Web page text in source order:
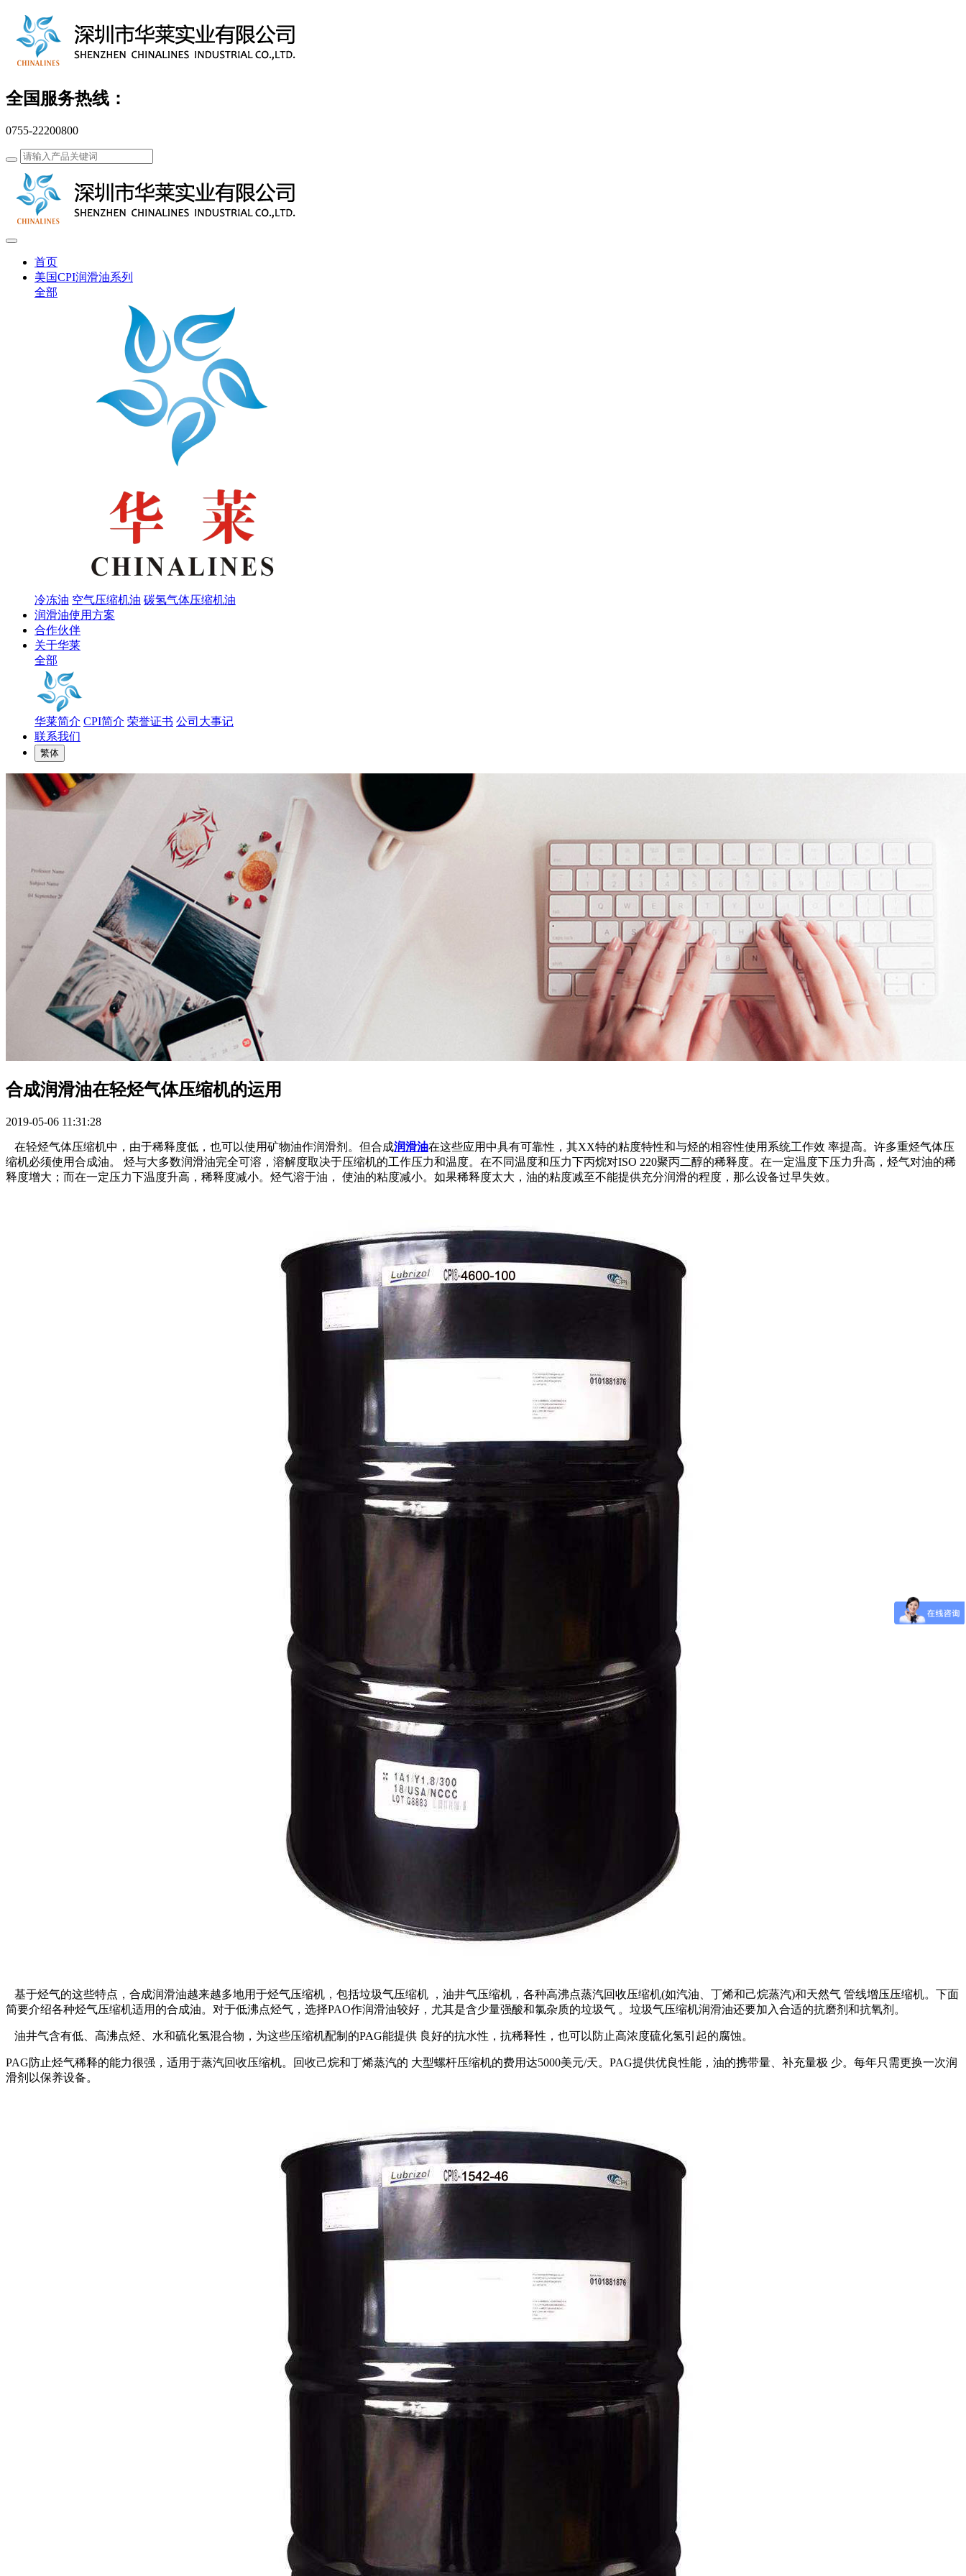
全国服务热线：
0755-22200800
首页
美国CPI润滑油系列
全部
冷冻油 空气压缩机油 碳氢气体压缩机油
润滑油使用方案
合作伙伴
关于华莱
全部
华莱简介 CPI简介 荣誉证书 公司大事记
联系我们
繁体
合成润滑油在轻烃气体压缩机的运用
2019-05-06 11:31:28
在轻烃气体压缩机中，由于稀释度低，也可以使用矿物油作润滑剂。但合成润滑油在这些应用中具有可靠性，其XX特的粘度特性和与烃的相容性使用系统工作效 率提高。许多重烃气体压
缩机必须使用合成油。 烃与大多数润滑油完全可溶，溶解度取决于压缩机的工作压力和温度。在不同温度和压力下丙烷对ISO 220聚丙二醇的稀释度。在一定温度下压力升高，烃气对油的稀
释度增大；而在一定压力下温度升高，稀释度减小。烃气溶于油， 使油的粘度减小。如果稀释度太大，油的粘度减至不能提供充分润滑的程度，那么设备过早失效。
基于烃气的这些特点，合成润滑油越来越多地用于烃气压缩机，包括垃圾气压缩机 ，油井气压缩机，各种高沸点蒸汽回收压缩机(如汽油、丁烯和己烷蒸汽)和天然气 管线增压压缩机。下面
简要介绍各种烃气压缩机适用的合成油。对于低沸点烃气，选择PAO作润滑油较好，尤其是含少量强酸和氯杂质的垃圾气 。垃圾气压缩机润滑油还要加入合适的抗磨剂和抗氧剂。
油井气含有低、高沸点烃、水和硫化氢混合物，为这些压缩机配制的PAG能提供 良好的抗水性，抗稀释性，也可以防止高浓度硫化氢引起的腐蚀。
PAG防止烃气稀释的能力很强，适用于蒸汽回收压缩机。回收己烷和丁烯蒸汽的 大型螺杆压缩机的费用达5000美元/天。PAG提供优良性能，油的携带量、补充量极 少。每年只需更换一次润
滑剂以保养设备。